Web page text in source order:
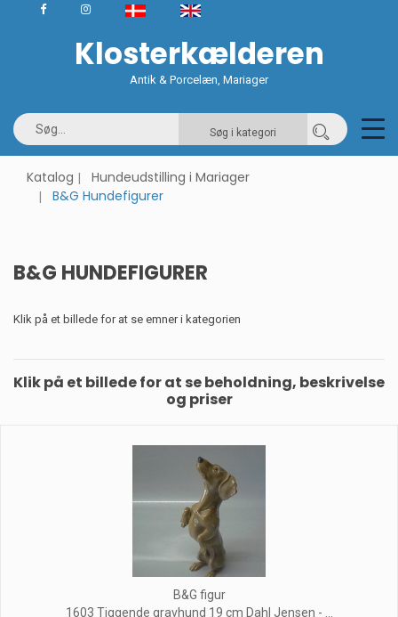
Klosterkælderen
Antik & Porcelæn, Mariager
Søg i kategori
Katalog
Hundeudstilling i Mariager
B&G Hundefigurer
B&G HUNDEFIGURER
Klik på et billede for at se emner i kategorien
Klik på et billede for at se beholdning, beskrivelse
og priser
B&G figur
1603 Tiggende gravhund 19 cm Dahl Jensen - ...